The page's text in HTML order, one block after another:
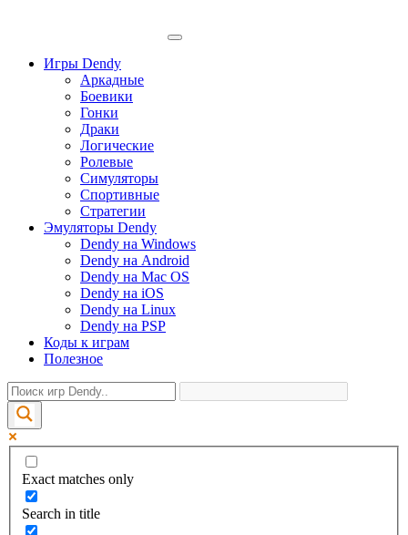
Игры Dendy
Аркадные
Боевики
Гонки
Драки
Логические
Ролевые
Симуляторы
Спортивные
Стратегии
Эмуляторы Dendy
Dendy на Windows
Dendy на Android
Dendy на Mac OS
Dendy на iOS
Dendy на Linux
Dendy на PSP
Коды к играм
Полезное
Exact matches only
Search in title